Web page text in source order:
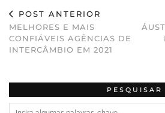
POST ANTERIOR
MELHORES E MAIS
CONFIÁVEIS AGÊNCIAS DE
INTERCÂMBIO EM 2021
PESQUISAR